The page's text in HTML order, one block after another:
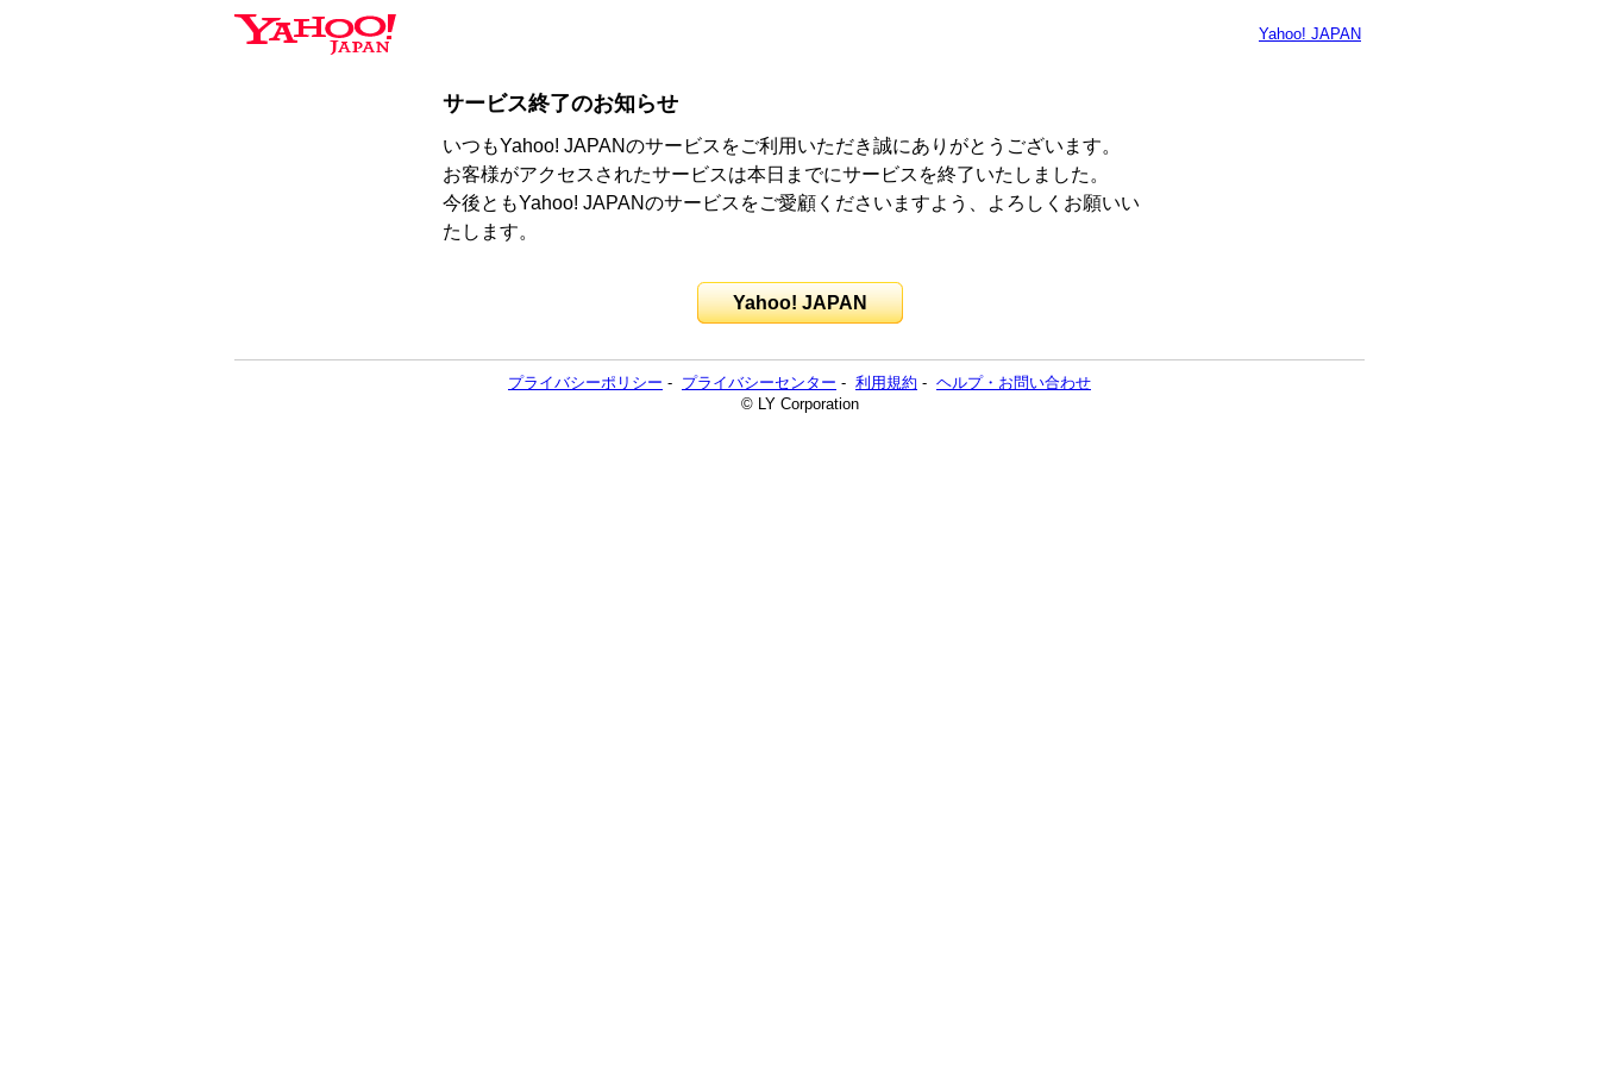
Yahoo! JAPAN
サービス終了のお知らせ
いつもYahoo! JAPANのサービスをご利用いただき誠にありがとうございます。
お客様がアクセスされたサービスは本日までにサービスを終了いたしました。
今後ともYahoo! JAPANのサービスをご愛顧くださいますよう、よろしくお願いい
たします。
Yahoo! JAPAN
プライバシーポリシー - プライバシーセンター - 利用規約 - ヘルプ・お問い合わせ
© LY Corporation